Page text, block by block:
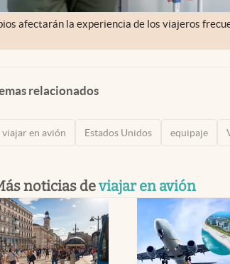
afectarán la experiencia de los viajeros
relacionados
viajar en avión Estados Unidos equipaje
noticias deviajar en avión